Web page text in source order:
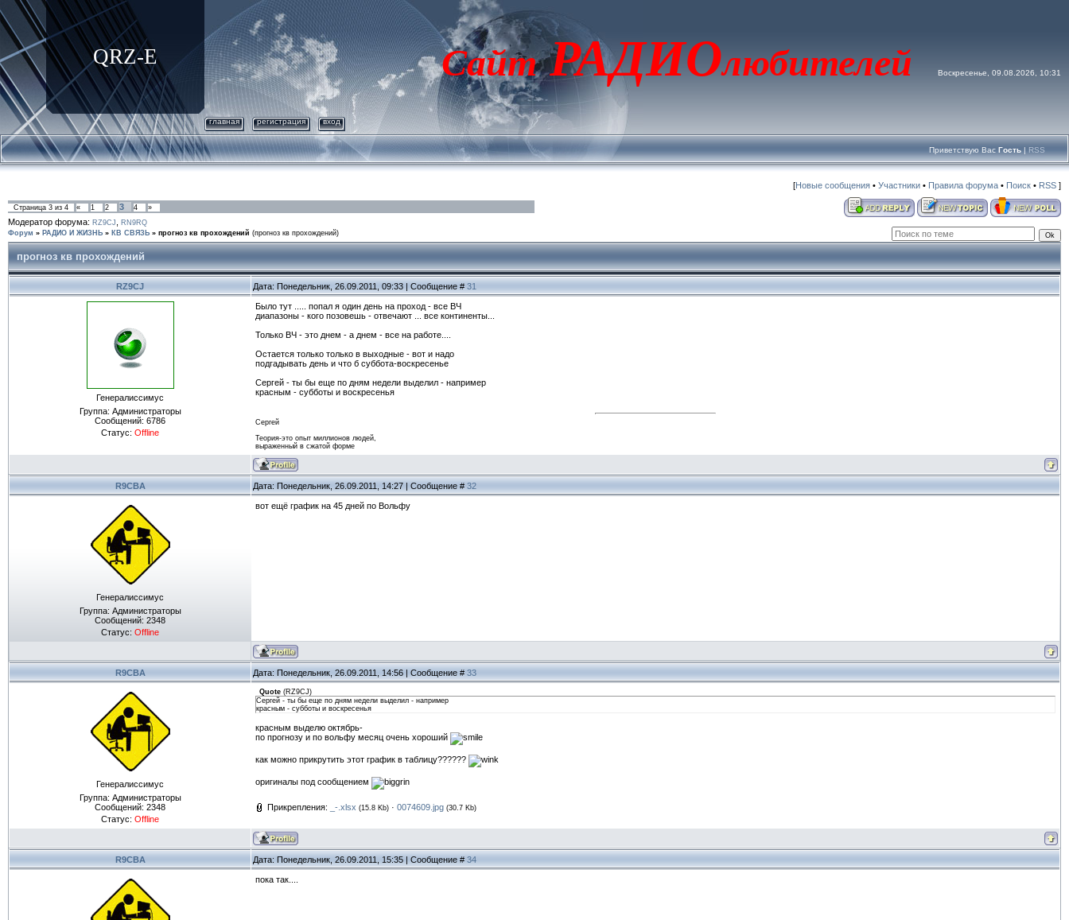
QRZ-E СайтРАДИОлюбителей Воскресенье, 09.08.2026, 10:31
главная регистрация вход
Приветствую Вас Гость | RSS
[Новые сообщения • Участники • Правила форума • Поиск • RSS ]
Страница 3 из 4 « 1 2 3 4 »
Модератор форума: RZ9CJ
RN9RQ
Форум » РАДИО И ЖИЗНЬ » КВ СВЯЗЬ » прогноз кв прохождений (прогноз кв прохождений)
прогноз кв прохождений
RZ9CJ Дата: Понедельник, 26.09.2011, 09:33 | Сообщение # 31
Генералиссимус
Группа: Администраторы
Сообщений: 6786
Статус: Offline
Было тут ..... попал я один день на проход - все ВЧ
диапазоны - кого позовешь - отвечают ... все континенты...
Только ВЧ - это днем - а днем - все на работе....
Остается только только в выходные - вот и надо
подгадывать день и что б суббота-воскресенье
Сергей - ты бы еще по дням недели выделил - например
красным - субботы и воскресенья
Сергей
Теория-это опыт миллионов людей,
выраженный в сжатой форме
R9CBA Дата: Понедельник, 26.09.2011, 14:27 | Сообщение # 32
Генералиссимус
Группа: Администраторы
Сообщений: 2348
Статус: Offline
вот ещё график на 45 дней по Вольфу
R9CBA Дата: Понедельник, 26.09.2011, 14:56 | Сообщение # 33
Генералиссимус
Группа: Администраторы
Сообщений: 2348
Статус: Offline
Quote (RZ9CJ)
Сергей - ты бы еще по дням недели выделил - например
красным - субботы и воскресенья
красным выделю октябрь-
по прогнозу и по вольфу месяц очень хороший
как можно прикрутить этот график в таблицу??????
оригиналы под сообщением
Прикрепления: _-.xlsx (15.8 Kb) · 0074609.jpg (30.7 Kb)
R9CBA Дата: Понедельник, 26.09.2011, 15:35 | Сообщение # 34
пока так....